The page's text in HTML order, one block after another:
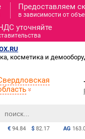
Предоставляем
в зависимости от
уточняйте
косметика и
AG
€ 94.84 $ 82.17